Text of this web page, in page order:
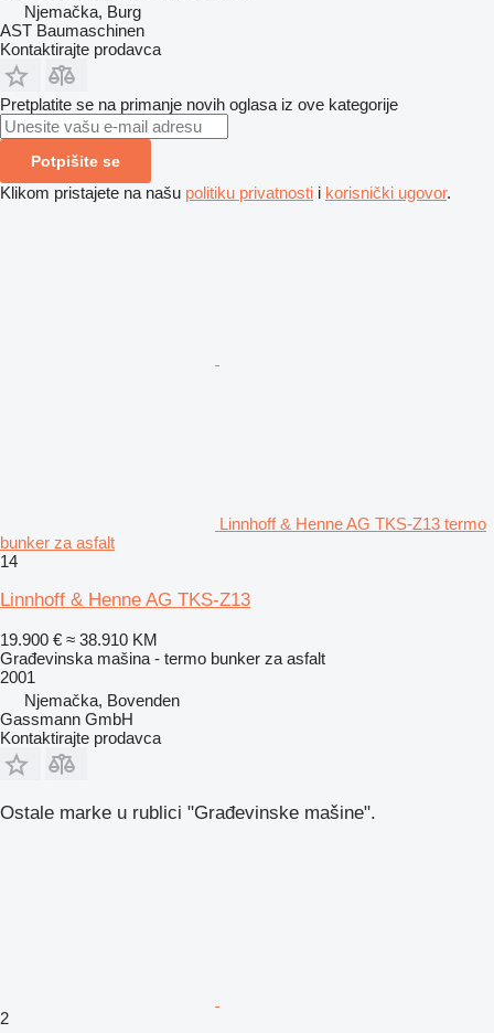
Njemačka, Burg
AST Baumaschinen
Kontaktirajte prodavca
Pretplatite se na primanje novih oglasa iz ove kategorije
Potpišite se
Klikom pristajete na našu politiku privatnosti i korisnički ugovor.
Linnhoff & Henne AG TKS-Z13 termo
bunker za asfalt
14
Linnhoff & Henne AG TKS-Z13
19.900 € ≈ 38.910 KM
Građevinska mašina - termo bunker za asfalt
2001
Njemačka, Bovenden
Gassmann GmbH
Kontaktirajte prodavca
Ostale marke u rublici "Građevinske mašine".
2